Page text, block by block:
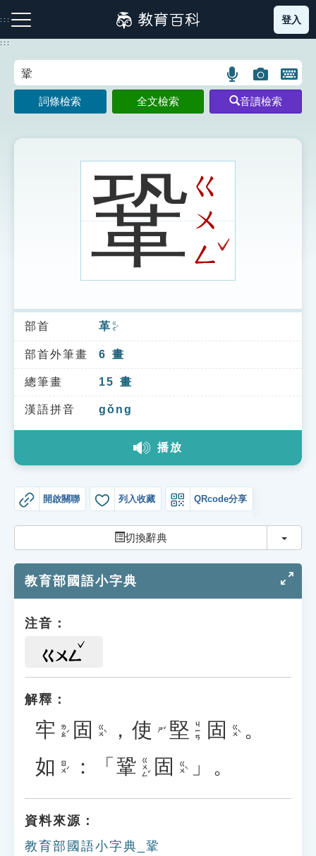
到
主
:::
注音索引圖示 筆畫索引圖示 部首索引表圖示
索引選單
知識索引
單字索引
生命大百科索引
教學應用
貓頭鷹博士
登入
:::
語
言
搜
示
圖
片
搜
開
鍵
圖
詞條檢索 全文檢索 音讀檢索
鞏ㄍ
ㄨ
ㄥ
ˇ
部首 革 ㄍㄜˊ
部首外筆畫 6 畫
總筆畫 15 畫
漢語拼音 gǒng
播放
開啟關聯 列入收藏 QRcode分享
切換辭典 切換
教育部國語小字典
注音：
ㄍㄨㄥ
解釋：
牢 ㄌㄠˊ 固 ㄍㄨˋ ， 使 ㄕˇ 堅 ㄐㄧㄢ 固 ㄍㄨˋ 。
如 ㄖㄨˊ ：「 鞏 ㄍㄨㄥˇ 固 ㄍㄨˋ 」。
資料來源：
教育部國語小字典_鞏